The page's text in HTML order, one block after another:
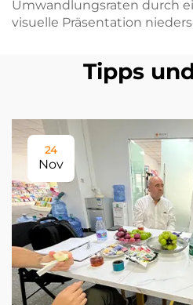
Umwandlungsraten durch
visuelle Präsentation
Tipps
24
Nov